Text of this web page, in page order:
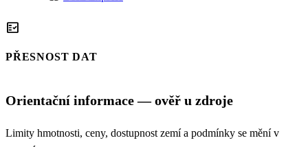
fact_check
PŘESNOST DAT
Orientační informace — ověř u zdroje
Limity hmotnosti, ceny, dostupnost zemí a podmínky se mění v